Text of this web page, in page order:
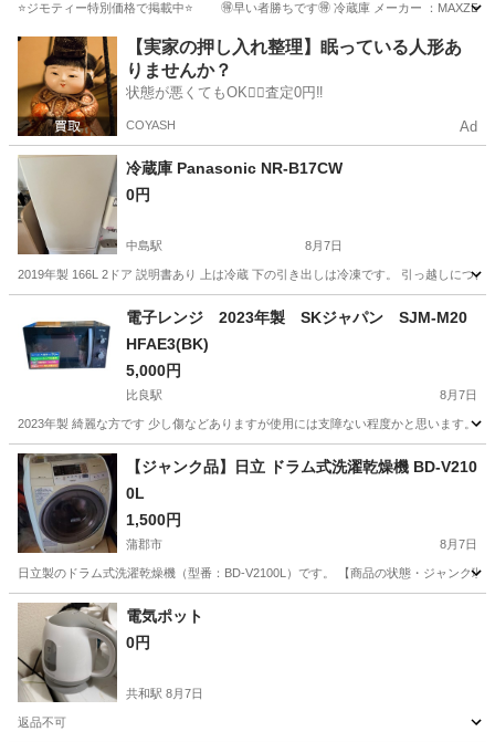
⭐️ジモティー特別価格で掲載中⭐️ 🉐早い者勝ちです🉐 冷蔵庫 メーカー ：
愛知 春日井市 キッチン家電 MAXZEN
【実家の押し入れ整理】眠っている人形あ
りませんか？
状態が悪くてもOK🙆‍♀️査定0円‼️
COYASH Ad
冷蔵庫 Panasonic NR-B17CW
0円
中島駅 8月7日
2019年製 166L 2ドア 説明書あり 上は冷蔵 下の引き出しは冷凍です。 引っ越しにつ
中島駅 キッチン家電
電子レンジ 2023年製 SKジャパン SJM-M20
HFAE3(BK)
5,000円
比良駅 8月7日
2023年製 綺麗な方です 少し傷などありますが使用には支障ない程度かと思います。
愛知 名古屋市 比良駅 キッチン家電
【ジャンク品】日立 ドラム式洗濯乾燥機 BD-V210
0L
1,500円
蒲郡市 8月7日
日立製のドラム式洗濯乾燥機（型番：BD-V2100L）です。 【商品の状態・ジャンク
愛知 蒲郡市 家電
電気ポット
0円
共和駅 8月7日
返品不可